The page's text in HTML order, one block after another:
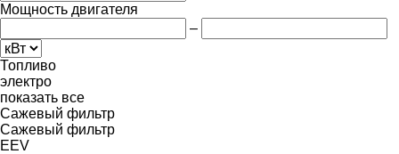
Мощность двигателя
–
Топливо
электро
показать все
Сажевый фильтр
Сажевый фильтр
EEV